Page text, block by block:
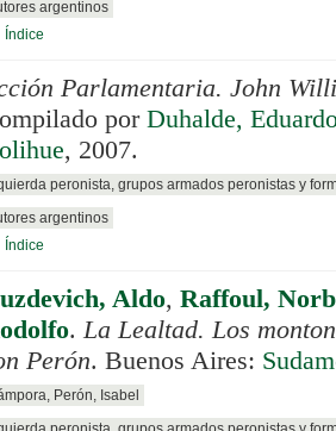
argentinos
Índice
Parlamentaria. John
por Duhalde,
, 2007.
peronista, grupos armados peronistas y
argentinos
Índice
Aldo, Raffoul,
. La Lealtad. Los
Perón. Buenos Aires:
Perón, Isabel